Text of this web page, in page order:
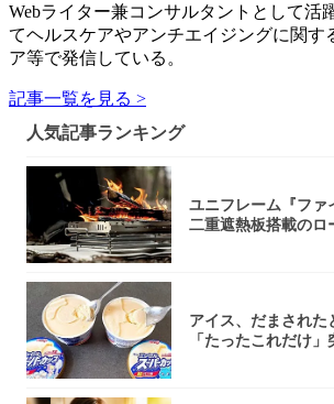
Webライター兼コンサルタントとして活
てヘルスケアやアンチエイジングに関す
ア等で発信している。
記事一覧を見る >
人気記事ランキング
ユニフレーム『ファ
二重遮熱板搭載のロ
アイス、だまされた
「たったこれだけ